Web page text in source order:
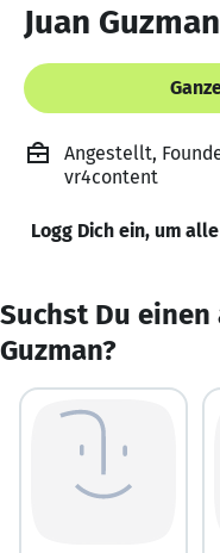
Juan Guzman
Angestellt,
vr4content
Logg Dich ein, um
Suchst Du einen
Guzman?